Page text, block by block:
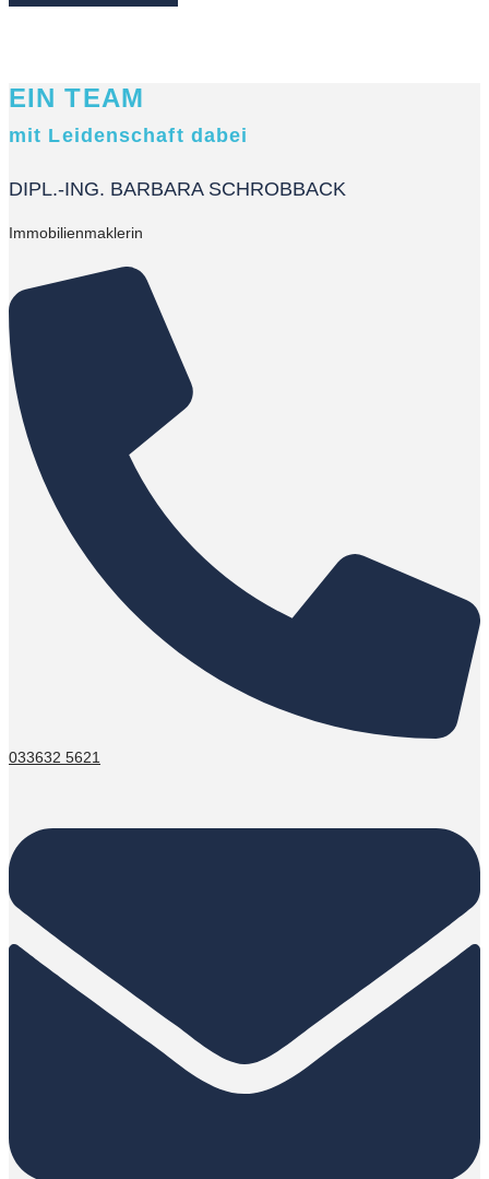
EIN TEAM
mit Leidenschaft dabei
DIPL.-ING. BARBARA SCHROBBACK
Immobilienmaklerin
033632 5621